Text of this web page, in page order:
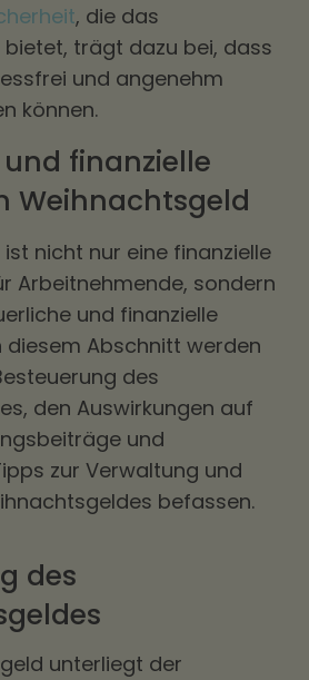
, die das
trägt dazu bei, dass
und angenehm
können.
finanzielle
Weihnachtsgeld
nicht nur eine finanzielle
Arbeitnehmende, sondern
und finanzielle
diesem Abschnitt werden
des
den Auswirkungen auf
und
zur Verwaltung und
befassen.
des
unterliegt der